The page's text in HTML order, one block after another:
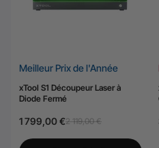
Meilleur Prix de l'Année
xTool S1 Découpeur Laser à
Diode Fermé
1 799,00 €2 119,00 €